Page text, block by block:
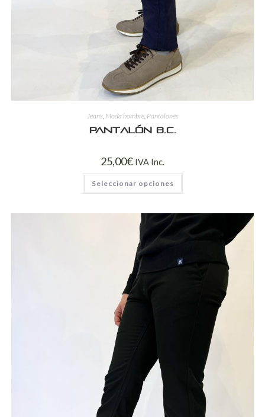
Jeans, Moda hombre, Pantalones
Pantalón B.C.
25,00€ IVA Inc.
Seleccionar opciones